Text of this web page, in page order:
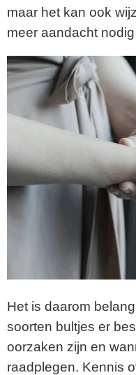
maar het kan ook
meer aandacht
Het is daarom
soorten bultjes er
oorzaken zijn en
raadplegen. Kennis